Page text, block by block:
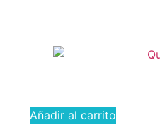
Añadir al carrito